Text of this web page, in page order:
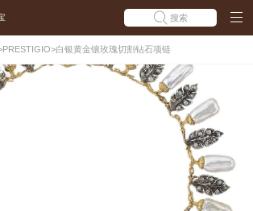
搜索
PRESTIGIO>白银黄金镶玫瑰切割钻石项链